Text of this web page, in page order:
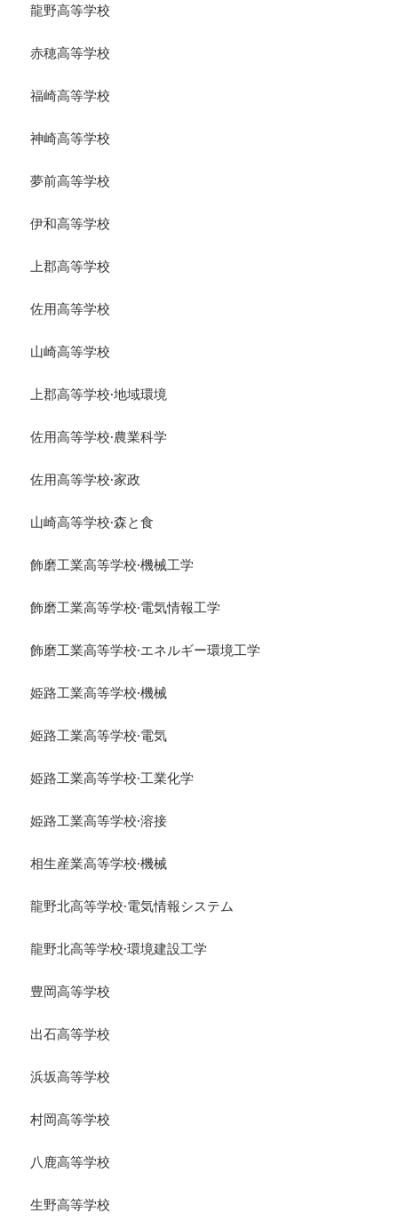
龍野高等学校
赤穂高等学校
福崎高等学校
神崎高等学校
夢前高等学校
伊和高等学校
上郡高等学校
佐用高等学校
山崎高等学校
上郡高等学校·地域環境
佐用高等学校·農業科学
佐用高等学校·家政
山崎高等学校·森と食
飾磨工業高等学校·機械工学
飾磨工業高等学校·電気情報工学
飾磨工業高等学校·エネルギー環境工学
姫路工業高等学校·機械
姫路工業高等学校·電気
姫路工業高等学校·工業化学
姫路工業高等学校·溶接
相生産業高等学校·機械
龍野北高等学校·電気情報システム
龍野北高等学校·環境建設工学
豊岡高等学校
出石高等学校
浜坂高等学校
村岡高等学校
八鹿高等学校
生野高等学校